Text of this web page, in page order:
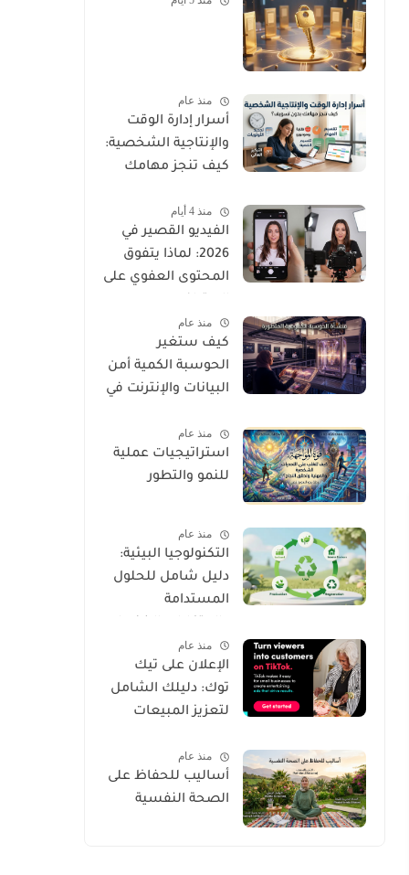
منذ عام
أسرار إدارة الوقت
والإنتاجية الشخصية:
كيف تنجز مهامك
منذ 4 أيام
الفيديو القصير في
2026: لماذا يتفوق
المحتوى العفوي على
منذ عام
كيف ستغير
الحوسبة الكمية أمن
البيانات والإنترنت في
منذ عام
استراتيجيات عملية
للنمو والتطور
منذ عام
التكنولوجيا البيئية:
دليل شامل للحلول
المستدامة
منذ عام
الإعلان على تيك
توك: دليلك الشامل
لتعزيز المبيعات
المستهدف
منذ عام
أساليب للحفاظ على
الصحة النفسية